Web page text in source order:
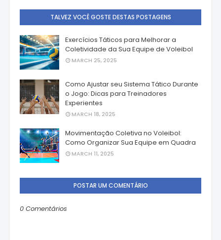
TALVEZ VOCÊ GOSTE DESTAS POSTAGENS
Exercícios Táticos para Melhorar a
Coletividade da Sua Equipe de Voleibol
MARCH 25, 2025
Como Ajustar seu Sistema Tático Durante
o Jogo: Dicas para Treinadores
Experientes
MARCH 18, 2025
Movimentação Coletiva no Voleibol:
Como Organizar Sua Equipe em Quadra
MARCH 11, 2025
POSTAR UM COMENTÁRIO
0 Comentários